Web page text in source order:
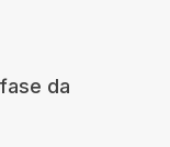
da